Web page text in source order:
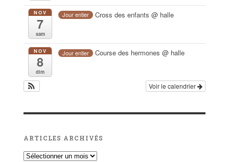
NOV
7
sam
Jour entier Cross des enfants @ halle
NOV
8
dim
Jour entier Course des hermones @ halle
Voir le calendrier
ARTICLES ARCHIVÉS